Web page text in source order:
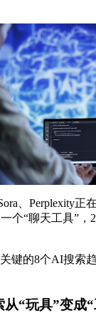
、Perplexity
个“聊天工具”，
键的8个AI搜索
“玩具”变成